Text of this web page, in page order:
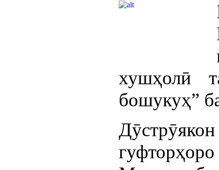
хушҳолӣ
бошукуҳ”